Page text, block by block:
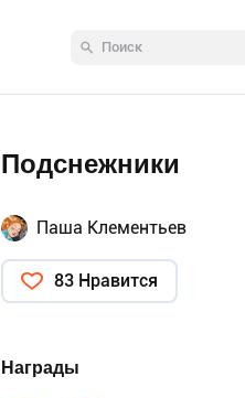
Подснежники
Паша Клементьев
83 Нравится
Награды